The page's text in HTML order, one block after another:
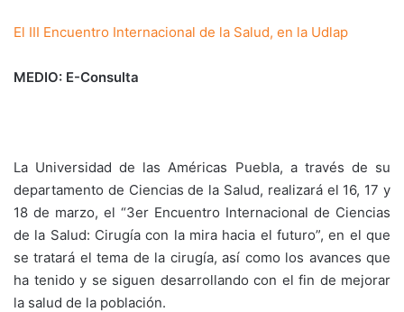
El III Encuentro Internacional de la Salud, en la Udlap
MEDIO: E-Consulta
La Universidad de las Américas Puebla, a través de su
departamento de Ciencias de la Salud, realizará el 16, 17 y
18 de marzo, el “3er Encuentro Internacional de Ciencias
de la Salud: Cirugía con la mira hacia el futuro”, en el que
se tratará el tema de la cirugía, así como los avances que
ha tenido y se siguen desarrollando con el fin de mejorar
la salud de la población.